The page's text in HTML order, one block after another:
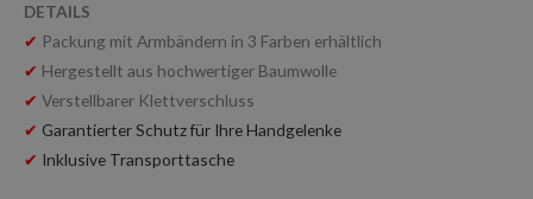
DETAILS
✔ Packung mit Armbändern in 3 Farben erhältlich
✔ Hergestellt aus hochwertiger Baumwolle
✔ Verstellbarer Klettverschluss
✔ Garantierter Schutz für Ihre Handgelenke
✔ Inklusive Transporttasche